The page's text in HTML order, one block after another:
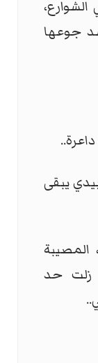
الشوارع،
جوعها
يبقى
المصيبة
زلت حد